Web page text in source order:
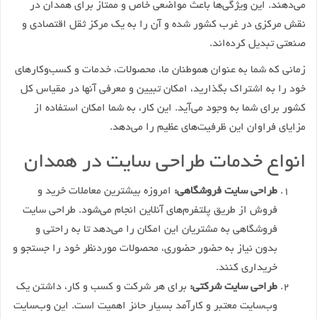
می‌دهند. این ویژگی‌ها باعث مواضعی خاص و ممتاز برای همدان در
نقش مرکزی در غرب کشور شده و آن را به یک مرکز ثقل اقتصادی و
صنعتی تبدیل کرده‌اند.
زمانی که شما به عنوان هموطنان ما، محصولات، خدمات و کسب‌وکارهای
خود را به اشتراک بگذارید، امکان تبیین و معرفی آنها در مقیاس کل
کشور برای شما به وجود می‌آید. این کار، به شما امکان استفاده از
مزایای فراوان این ظرفیت‌های عظیم را می‌دهد.
انواع خدمات طراحی سایت در همدان
طراحی سایت فروشگاهی: امروزه بیشترین معاملات خرید و
فروش از طریق پلتفرم‌های آنلاین انجام می‌شود. طراحی سایت
فروشگاهی به مشتریان این امکان را می‌دهد تا به راحتی و
بدون نیاز به حضور حضوری، محصولات موردنظر خود را جستجو و
خریداری کنند.
طراحی سایت شرکتی: برای هر شرکت و کسب و کار، داشتن یک
وب‌سایت معتبر و کارآمد بسیار حائز اهمیت است. این وب‌سایت